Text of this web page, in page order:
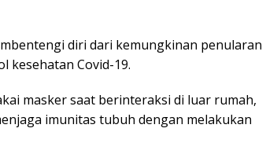
diri dari kemungkinan penularan
kesehatan Covid-19.
masker saat berinteraksi di luar rumah,
imunitas tubuh dengan melakukan